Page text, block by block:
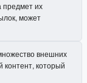
предмет их
может
внешних
который